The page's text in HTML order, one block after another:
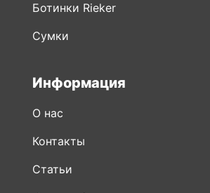
Ботинки Rieker
Сумки
Информация
О нас
Контакты
Статьи